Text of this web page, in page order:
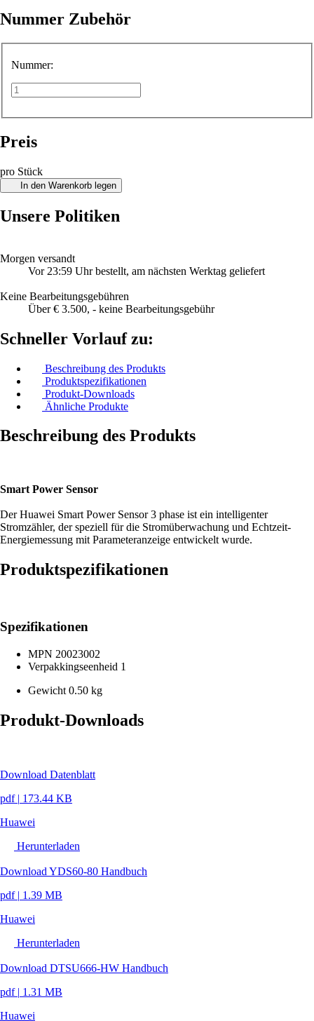
Nummer Zubehör
Nummer:
Preis
pro Stück
In den Warenkorb legen
Unsere Politiken
Morgen versandt
Vor 23:59 Uhr bestellt, am nächsten Werktag geliefert
Keine Bearbeitungsgebühren
Über € 3.500, - keine Bearbeitungsgebühr
Schneller Vorlauf zu:
Beschreibung des Produkts
Produktspezifikationen
Produkt-Downloads
Ähnliche Produkte
Beschreibung des Produkts
Smart Power Sensor
Der Huawei Smart Power Sensor 3 phase ist ein intelligenter
Stromzähler, der speziell für die Stromüberwachung und Echtzeit-
Energiemessung mit Parameteranzeige entwickelt wurde.
Produktspezifikationen
Spezifikationen
MPN 20023002
Verpakkingseenheid 1
Gewicht 0.50 kg
Produkt-Downloads
Download Datenblatt
pdf | 173.44 KB
Huawei
Herunterladen
Download YDS60-80 Handbuch
pdf | 1.39 MB
Huawei
Herunterladen
Download DTSU666-HW Handbuch
pdf | 1.31 MB
Huawei